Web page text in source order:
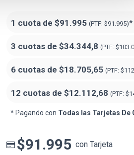
1 cuota de $91.995 (PTF: $91.995)*
3 cuotas de $34.344,8 (PTF:
6 cuotas de $18.705,65 (PTF:
12 cuotas de $12.112,68 (PTF:
* Pagando con Todas las Tarjetas De
$91.995 con Tarjeta